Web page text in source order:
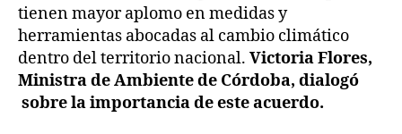
tienen mayor aplomo en medidas y
herramientas abocadas al cambio climático
dentro del territorio nacional. Victoria Flores,
Ministra de Ambiente de Córdoba, dialogó
sobre la importancia de este acuerdo.